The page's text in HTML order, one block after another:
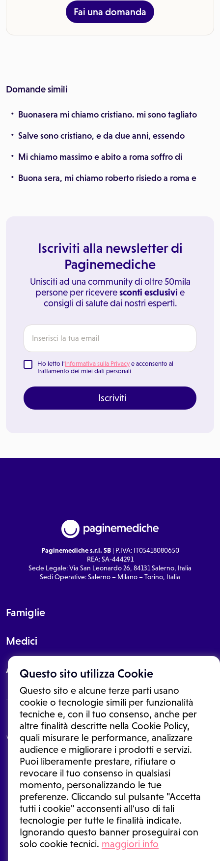
Questo sito utilizza Cookie
Questo sito e alcune terze parti usano
cookie o tecnologie simili per funzionalità
tecniche e, con il tuo consenso, anche per
altre finalità descritte nella Cookie Policy,
quali misurare le performance, analizzare
audience e migliorare i prodotti e servizi.
Puoi liberamente prestare, rifiutare o
revocare il tuo consenso in qualsiasi
momento, personalizzando le tue
preferenze. Cliccando sul pulsante "Accetta
tutti i cookie" acconsenti all'uso di tali
tecnologie per tutte le finalità indicate.
Ignorando questo banner proseguirai con
solo cookie tecnici. maggiori info
Fai una domanda
Domande simili
Buonasera mi chiamo cristiano. mi sono tagliato
Salve sono cristiano, e da due anni, essendo
Mi chiamo massimo e abito a roma soffro di
Buona sera, mi chiamo roberto risiedo a roma e
Iscriviti alla newsletter di
Paginemediche
Unisciti ad una community di oltre 50mila
persone per riceveresconti esclusivi e
consigli di salute dai nostri esperti.
Ho letto l'Informativa sulla Privacy e acconsento al
trattamento dei miei dati personali
Iscriviti
Paginemediche s.r.l. SB| P.IVA: IT05418080650
REA: SA-444291
Sede Legale: Via San Leonardo 26, 84131 Salerno, Italia
Sedi Operative: Salerno – Milano – Torino, Italia
Famiglie
Medici
About
Le informazioni proposte in questo sito non sono un consulto medico.
In nessun caso, queste informazioni sostituiscono un consulto, una
visita o una diagnosi formulata dal medico. Non si devono considerare
le informazioni disponibili come suggerimenti per la formulazione di
una diagnosi, la determinazione di un trattamento o l'assunzione o
sospensione di un farmaco senza prima consultare un medico di
medicina generale o uno specialista.
Condizioni di utilizzo|Privacy Policy |Gestione cookie
Ⓒ 2025 | Tutti i diritti riservati.